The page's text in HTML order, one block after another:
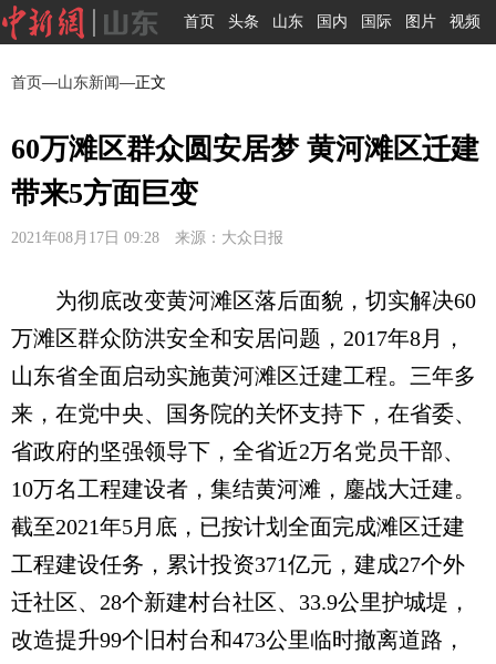
首页 头条 山东 国内 国际 图片 视频
首页—山东新闻—正文
60万滩区群众圆安居梦 黄河滩区迁建
带来5方面巨变
2021年08月17日 09:28 来源：大众日报
为彻底改变黄河滩区落后面貌，切实解决60
万滩区群众防洪安全和安居问题，2017年8月，
山东省全面启动实施黄河滩区迁建工程。三年多
来，在党中央、国务院的关怀支持下，在省委、
省政府的坚强领导下，全省近2万名党员干部、
10万名工程建设者，集结黄河滩，鏖战大迁建。
截至2021年5月底，已按计划全面完成滩区迁建
工程建设任务，累计投资371亿元，建成27个外
迁社区、28个新建村台社区、33.9公里护城堤，
改造提升99个旧村台和473公里临时撤离道路，